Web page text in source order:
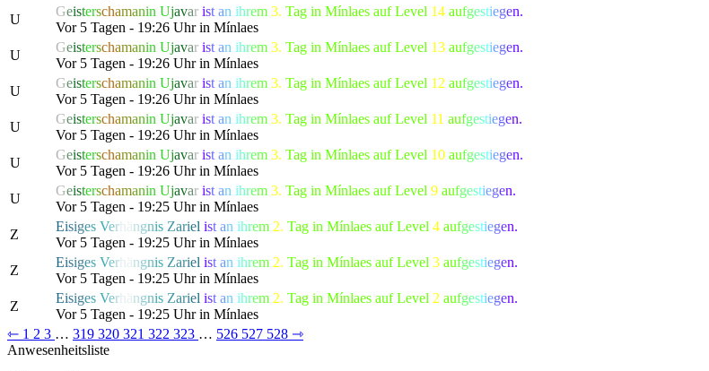
U
Geisterschamanin Ujavar ist an ihrem 3. Tag in Mínlaes auf Level 14 aufgestiegen.
Vor 5 Tagen - 19:26 Uhr in Mínlaes
U
Geisterschamanin Ujavar ist an ihrem 3. Tag in Mínlaes auf Level 13 aufgestiegen.
Vor 5 Tagen - 19:26 Uhr in Mínlaes
U
Geisterschamanin Ujavar ist an ihrem 3. Tag in Mínlaes auf Level 12 aufgestiegen.
Vor 5 Tagen - 19:26 Uhr in Mínlaes
U
Geisterschamanin Ujavar ist an ihrem 3. Tag in Mínlaes auf Level 11 aufgestiegen.
Vor 5 Tagen - 19:26 Uhr in Mínlaes
U
Geisterschamanin Ujavar ist an ihrem 3. Tag in Mínlaes auf Level 10 aufgestiegen.
Vor 5 Tagen - 19:26 Uhr in Mínlaes
U
Geisterschamanin Ujavar ist an ihrem 3. Tag in Mínlaes auf Level 9 aufgestiegen.
Vor 5 Tagen - 19:25 Uhr in Mínlaes
Z
Eisiges Ver ängnis Zariel ist an ihrem 2. Tag in Mínlaes auf Level 4 aufgestiegen.
Vor 5 Tagen - 19:25 Uhr in Mínlaes
Z
Eisiges Ver ängnis Zariel ist an ihrem 2. Tag in Mínlaes auf Level 3 aufgestiegen.
Vor 5 Tagen - 19:25 Uhr in Mínlaes
Z
Eisiges Ver ängnis Zariel ist an ihrem 2. Tag in Mínlaes auf Level 2 aufgestiegen.
Vor 5 Tagen - 19:25 Uhr in Mínlaes
⇽ 1 2 3 … 319 320 321 322 323 … 526 527 528 ⇾
Anwesenheitsliste